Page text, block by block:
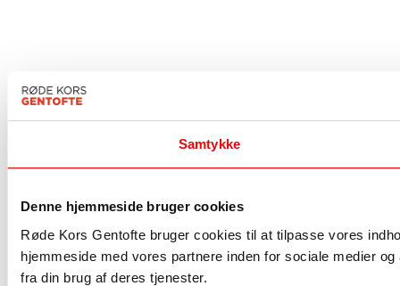
Samtykke
Denne hjemmeside bruger cookies
Røde Kors Gentofte bruger cookies til at tilpasse vores
hjemmeside med vores partnere inden for sociale medier
fra din brug af deres tjenester.